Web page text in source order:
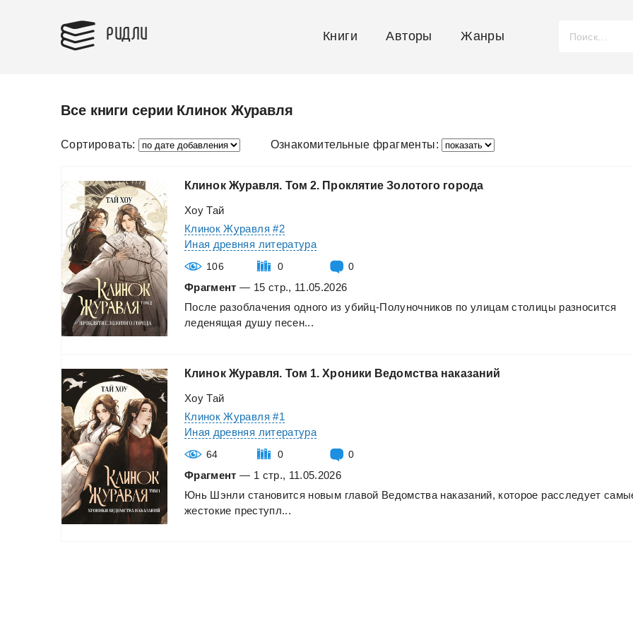
РИДЛИ Книги Авторы Жанры
Все книги серии Клинок Журавля
Сортировать: Ознакомительные фрагменты:
Клинок Журавля. Том 2. Проклятие Золотого города
Хоу Тай
Клинок Журавля #2
Иная древняя литература
106 0 0
Фрагмент — 15 стр., 11.05.2026
После разоблачения одного из убийц-Полуночников по улицам столицы разносится
леденящая душу песен...
Клинок Журавля. Том 1. Хроники Ведомства наказаний
Хоу Тай
Клинок Журавля #1
Иная древняя литература
64 0 0
Фрагмент — 1 стр., 11.05.2026
Юнь Шэнли становится новым главой Ведомства наказаний, которое расследует
жестокие преступл...